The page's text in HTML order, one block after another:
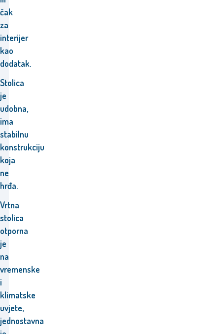
čak
za
interijer
kao
dodatak.
Stolica
je
udobna,
ima
stabilnu
konstrukciju
koja
ne
hrđa.
Vrtna
stolica
otporna
je
na
vremenske
i
klimatske
uvjete,
jednostavna